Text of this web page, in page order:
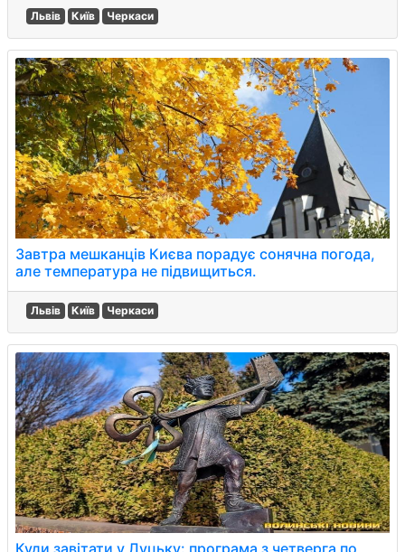
Львів Київ Черкаси
Завтра мешканців Києва порадує сонячна погода,
але температура не підвищиться.
Львів Київ Черкаси
Куди завітати у Луцьку: програма з четверга по